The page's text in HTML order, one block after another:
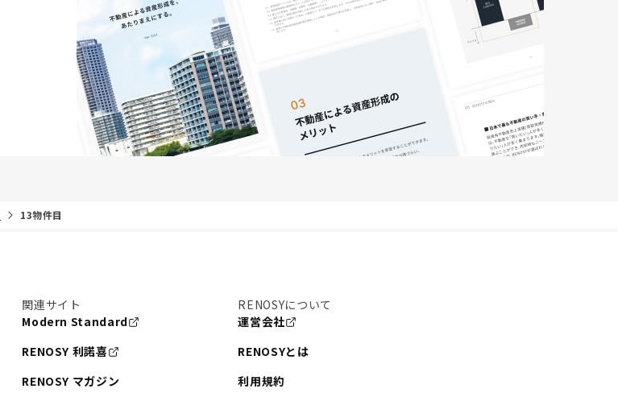
13物件目
関連サイト
Modern Standard
RENOSY 利諾喜
RENOSY マガジン
RENOSYについて
運営会社
RENOSYとは
利用規約